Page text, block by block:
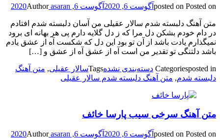
posted on Posted on آگوست 6, 2020 آگوست 6, 2020 Authorasaran
متن آهنگ دلبسته شدم سالار عقیلی من آسان دلبسته شدم افتادم
در دام خودم بشکن دل مرا که ز دل گلایه دارم پی هر بهانه ای برود
نمیگذارم یادت باشد از آن تو بود این دل که شکست آه از عشق یادم
باشد دلتنگی تو تقدیر من است آه از عشق آه از عشق و […]
Categoriesposted in دسته‌بندی نشدهTagsسالار عقیلی, متن آهنگ
دلبسته شدم, متن آهنگ دلبسته شدم سالار عقیلی
متن آهنگ سرخی سیب پارسا خائف
posted on Posted on آگوست 6, 2020 آگوست 6, 2020 Authorasaran